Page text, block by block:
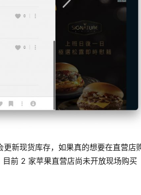
新现货库存，如果真的想要在直营店
前 2 家苹果直营店尚未开放现场购买